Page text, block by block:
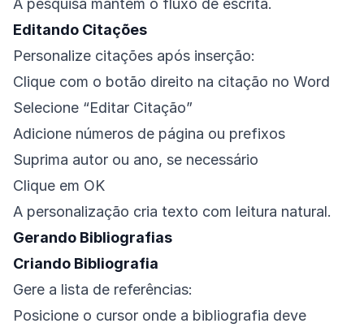
A pesquisa mantém o fluxo de escrita.
Editando Citações
Personalize citações após inserção:
Clique com o botão direito na citação no Word
Selecione “Editar Citação”
Adicione números de página ou prefixos
Suprima autor ou ano, se necessário
Clique em OK
A personalização cria texto com leitura natural.
Gerando Bibliografias
Criando Bibliografia
Gere a lista de referências:
Posicione o cursor onde a bibliografia deve